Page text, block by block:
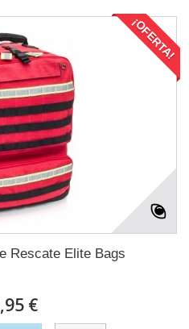
¡OFERTA!
Rescate Elite Bags
€